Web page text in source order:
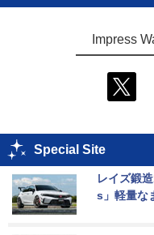
Impress
Special Site
レイズ鍛
s」軽量な